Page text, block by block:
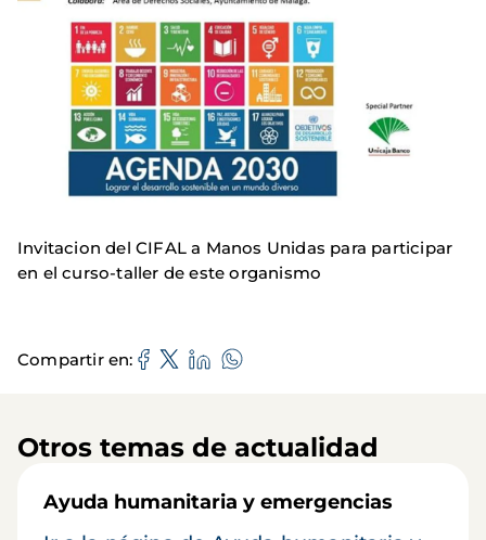
Invitacion del CIFAL a Manos Unidas para participar
en el curso-taller de este organismo
Compartir en
Otros temas de actualidad
Ayuda humanitaria y emergencias